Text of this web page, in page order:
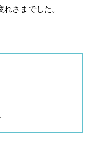
さまでした。